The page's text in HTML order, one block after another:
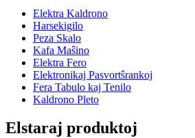
Elektra Kaldrono
Harsekigilo
Peza Skalo
Kafa Maŝino
Elektra Fero
Elektronikaj Pasvortŝrankoj
Fera Tabulo kaj Tenilo
Kaldrono Pleto
Elstaraj produktoj